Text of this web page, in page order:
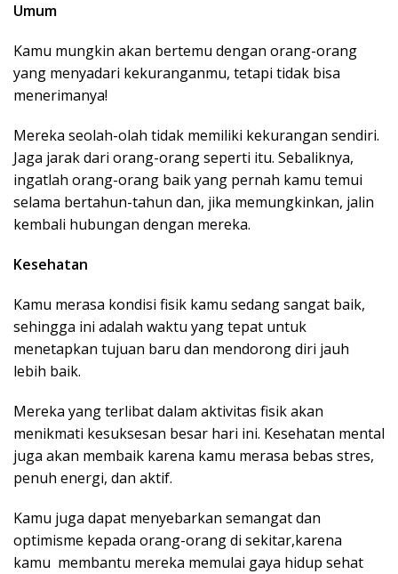
Umum
Kamu mungkin akan bertemu dengan orang-orang
yang menyadari kekuranganmu, tetapi tidak bisa
menerimanya!
Mereka seolah-olah tidak memiliki kekurangan sendiri.
Jaga jarak dari orang-orang seperti itu. Sebaliknya,
ingatlah orang-orang baik yang pernah kamu temui
selama bertahun-tahun dan, jika memungkinkan, jalin
kembali hubungan dengan mereka.
Kesehatan
Kamu merasa kondisi fisik kamu sedang sangat baik,
sehingga ini adalah waktu yang tepat untuk
menetapkan tujuan baru dan mendorong diri jauh
lebih baik.
Mereka yang terlibat dalam aktivitas fisik akan
menikmati kesuksesan besar hari ini. Kesehatan mental
juga akan membaik karena kamu merasa bebas stres,
penuh energi, dan aktif.
Kamu juga dapat menyebarkan semangat dan
optimisme kepada orang-orang di sekitar,karena
kamu membantu mereka memulai gaya hidup sehat